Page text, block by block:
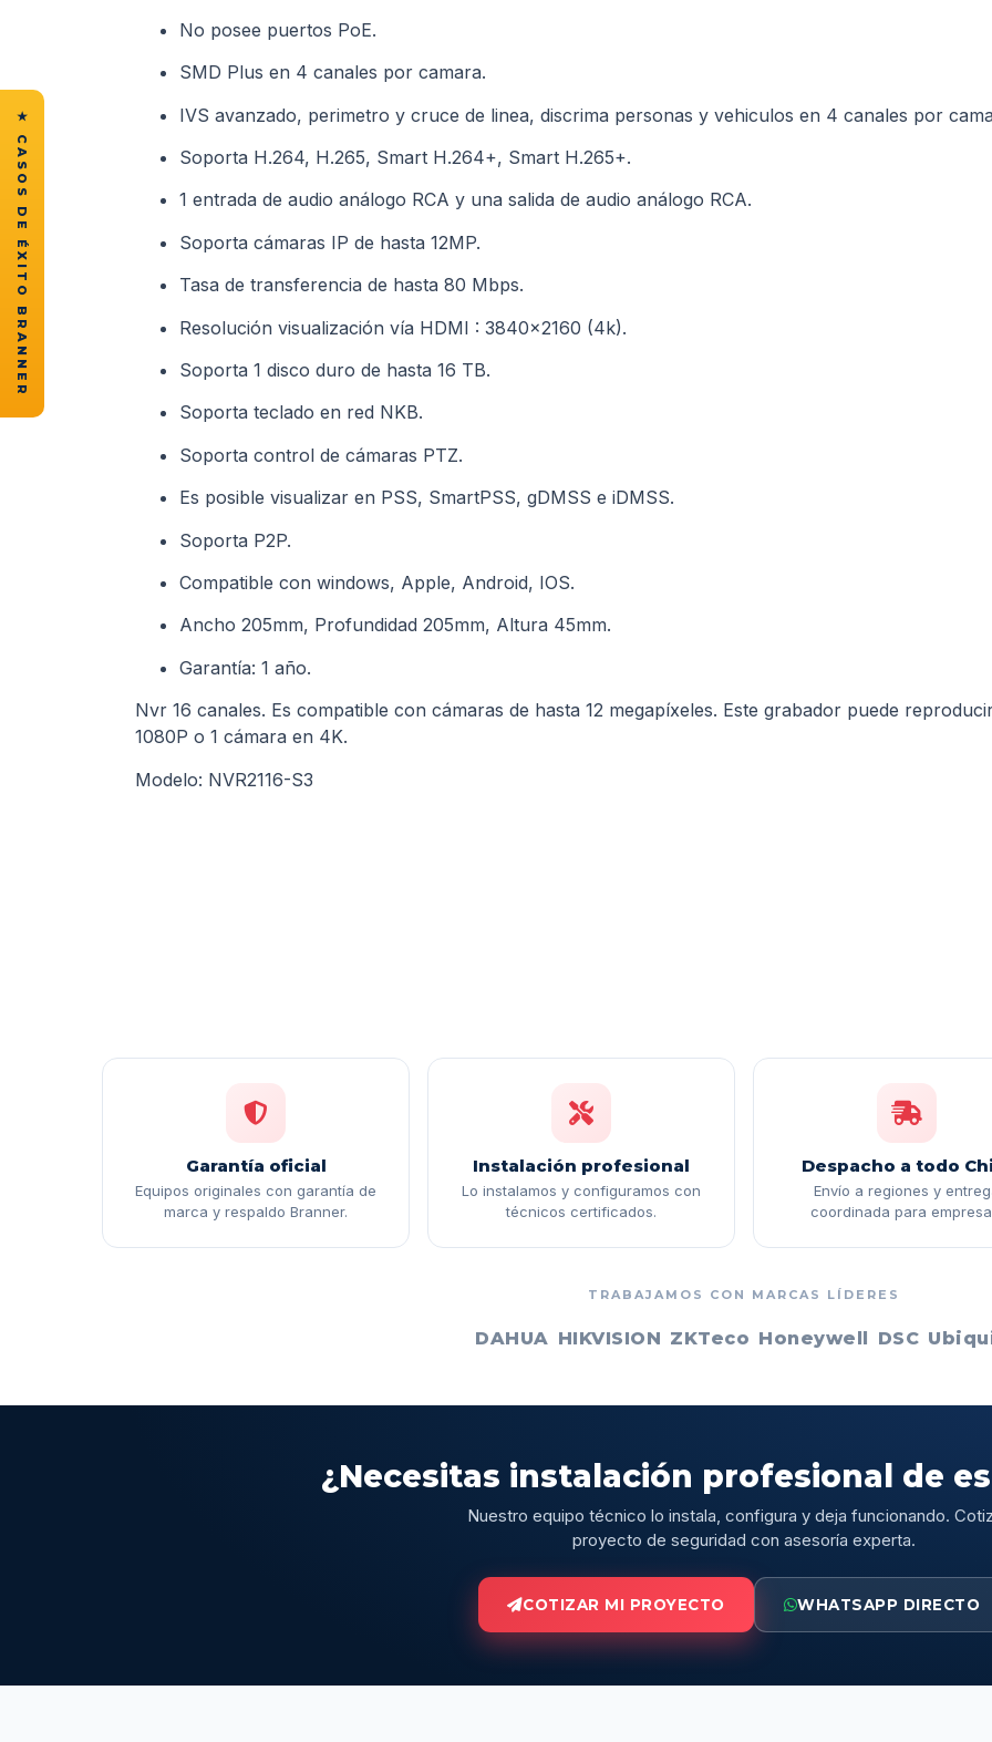
No posee puertos PoE.
SMD Plus en 4 canales por camara.
IVS avanzado, perimetro y cruce de linea, discrima personas y vehiculos en 4 canales por
Soporta H.264, H.265, Smart H.264+, Smart H.265+.
1 entrada de audio análogo RCA y una salida de audio análogo RCA.
Soporta cámaras IP de hasta 12MP.
Tasa de transferencia de hasta 80 Mbps.
Resolución visualización vía HDMI : 3840×2160 (4k).
Soporta 1 disco duro de hasta 16 TB.
Soporta teclado en red NKB.
Soporta control de cámaras PTZ.
Es posible visualizar en PSS, SmartPSS, gDMSS e iDMSS.
Soporta P2P.
Compatible con windows, Apple, Android, IOS.
Ancho 205mm, Profundidad 205mm, Altura 45mm.
Garantía: 1 año.
Nvr 16 canales. Es compatible con cámaras de hasta 12 megapíxeles. Este grabador puede
1080P o 1 cámara en 4K.
Modelo: NVR2116-S3
Garantía oficial
Equipos originales con garantía de
marca y respaldo Branner.
Instalación profesional
Lo instalamos y configuramos con
técnicos certificados.
Despacho a todo
Envío a regiones y
coordinada para
TRABAJAMOS CON MARCAS LÍDERES
DAHUA HIKVISION ZKTeco Honeywell DSC
¿Necesitas instalación profesional de
Nuestro equipo técnico lo instala, configura y deja funcionando.
proyecto de seguridad con asesoría experta.
COTIZAR MI PROYECTO WHATSAPP DIRECTO
★ CASOS DE ÉXITO BRANNER